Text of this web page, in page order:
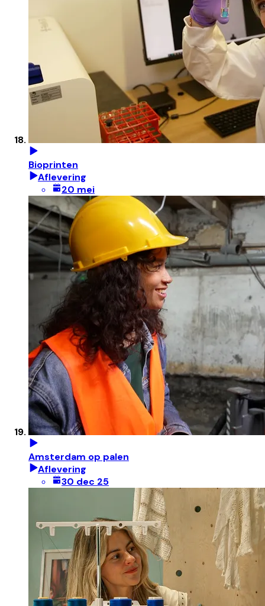
Bioprinten
Aflevering
20 mei
Amsterdam op palen
Aflevering
30 dec 25